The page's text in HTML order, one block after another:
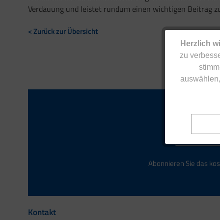
Herzlich
zu
Verdauung und leistet rundum einen wichtigen Beitrag
< Zurück zur Übersicht
Abonnieren Sie das
Kontakt